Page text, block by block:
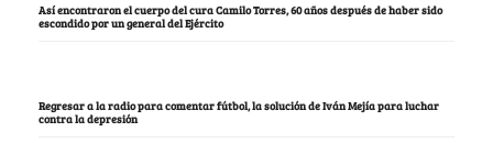
Así encontraron el cuerpo del cura Camilo Torres, 60 años después de haber sido
escondido por un general del Ejército
Regresar a la radio para comentar fútbol, la solución de Iván Mejía para luchar
contra la depresión